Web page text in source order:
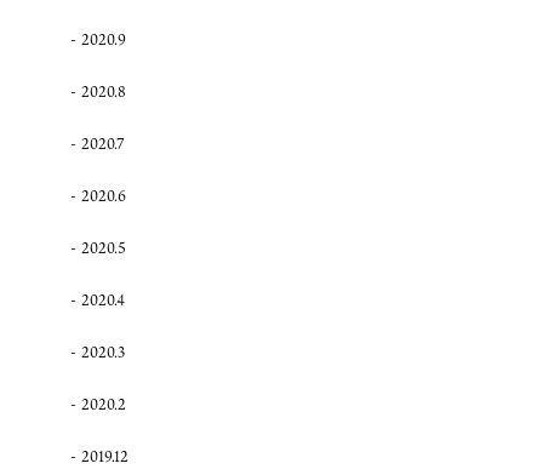
2020.9
2020.8
2020.7
2020.6
2020.5
2020.4
2020.3
2020.2
2019.12